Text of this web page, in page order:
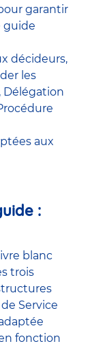
garantir
guide
décideurs,
les
Délégation
aux
:
blanc
trois
Service
fonction